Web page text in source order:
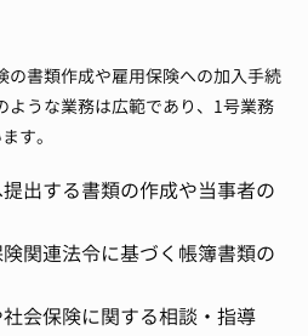
の書類作成や雇用保険への加入手続
ような業務は広範であり、1号業務
す。
提出する書類の作成や当事者の
険関連法令に基づく帳簿書類の
社会保険に関する相談・指導